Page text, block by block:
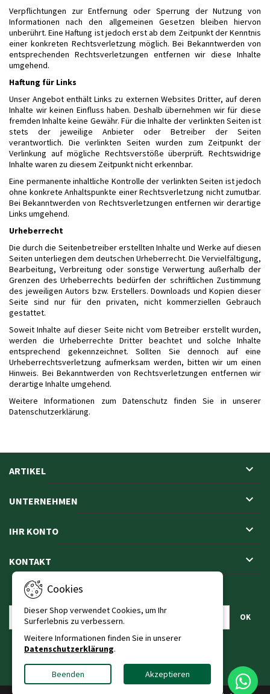
Verpflichtungen zur Entfernung oder Sperrung der Nutzung von
Informationen nach den allgemeinen Gesetzen bleiben hiervon
unberührt. Eine Haftung ist jedoch erst ab dem Zeitpunkt der Kenntnis
einer konkreten Rechtsverletzung möglich. Bei Bekanntwerden von
entsprechenden Rechtsverletzungen entfernen wir diese Inhalte
umgehend.
Haftung für Links
Unser Angebot enthält Links zu externen Websites Dritter, auf deren
Inhalte wir keinen Einfluss haben. Deshalb übernehmen wir für diese
fremden Inhalte keine Gewähr. Für die Inhalte der verlinkten Seiten ist
stets der jeweilige Anbieter oder Betreiber der Seiten
verantwortlich. Die verlinkten Seiten wurden zum Zeitpunkt der
Verlinkung auf mögliche Rechtsverstöße überprüft. Rechtswidrige
Inhalte waren zu diesem Zeitpunkt nicht erkennbar.
Eine permanente inhaltliche Kontrolle der verlinkten Seiten ist jedoch
ohne konkrete Anhaltspunkte einer Rechtsverletzung nicht zumutbar.
Bei Bekanntwerden von Rechtsverletzungen entfernen wir derartige
Links umgehend.
Urheberrecht
Die durch die Seitenbetreiber erstellten Inhalte und Werke auf diesen
Seiten unterliegen dem deutschen Urheberrecht. Die Vervielfältigung,
Bearbeitung, Verbreitung oder sonstige Verwertung außerhalb der
Grenzen des Urheberrechts bedürfen der schriftlichen Zustimmung
des jeweiligen Autors bzw. Erstellers. Downloads und Kopien dieser
Seite sind nur für den privaten, nicht kommerziellen Gebrauch
gestattet.
Soweit Inhalte auf dieser Seite nicht vom Betreiber erstellt wurden,
werden die Urheberrechte Dritter beachtet und solche Inhalte
entsprechend gekennzeichnet. Sollten Sie dennoch auf eine
Urheberrechtsverletzung aufmerksam werden, bitten wir um einen
Hinweis. Bei Bekanntwerden von Rechtsverletzungen entfernen wir
derartige Inhalte umgehend.
Weitere Informationen zum Datenschutz finden Sie in unserer
Datenschutzerklärung.
ARTIKEL 
UNTERNEHMEN 
IHR KONTO 
KONTAKT 
Cookies
Dieser Shop verwendet Cookies, um Ihr
Surferlebnis zu verbessern.
Weitere Informationen finden Sie in unserer
Datenschutzerklärung.
Beenden Akzeptieren